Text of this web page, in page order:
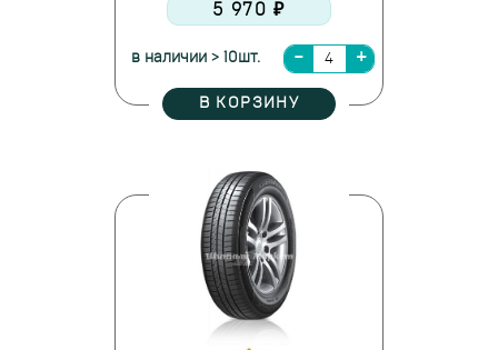
5 970 ₽
в наличии > 10шт.
В КОРЗИНУ